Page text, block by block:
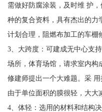
需做好防腐涂装，及时维 护
种的复合资料，具有杰出的力
计划合理，阻燃布加工的车棚
3、大跨度：可建成无中心支
场所，体育场馆，请求室内构
修建师提出一个大难题。采
由于单位面积的膜很轻，大大
4、体轻：选用的材料和结构